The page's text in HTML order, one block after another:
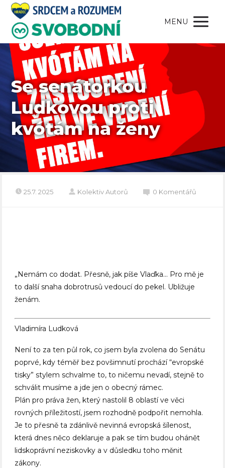
MENU
Se senátorkou
Ludkovou proti
kvótám na ženy
25.7. 2025 Kolektiv Autorů 0 Komentářů
„Nemám co dodat. Přesně, jak píše Vlaďka… Pro mě je
to další snaha dobrotrusů vedoucí do pekel. Ubližuje
ženám.
Vladimíra Ludková
Není to za ten půl rok, co jsem byla zvolena do Senátu
poprvé, kdy téměř bez povšimnutí prochází “evropské
tisky” stylem schvalme to, to ničemu nevadí, stejně to
schválit musíme a jde jen o obecný rámec.
Plán pro práva žen, který nastolil 8 oblastí ve věci
rovných příležitostí, jsem rozhodně podpořit nemohla.
Je to přesně ta zdánlivě nevinná evropská šílenost,
která dnes něco deklaruje a pak se tím budou ohánět
lidskoprávní neziskovky a v důsledku toho měnit
zákony.